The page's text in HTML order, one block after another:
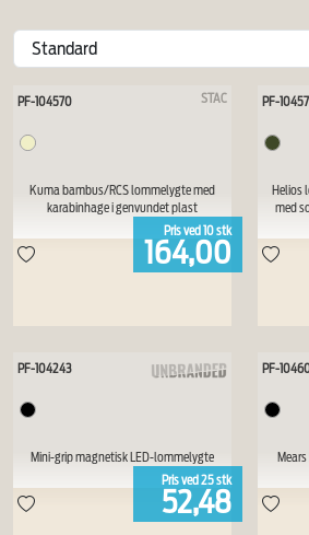
STAC
PF-104570
Kuma bambus/RCS lommelygte med
karabinhage i genvundet plast
Pris ved 10stk
164,00
PF-
Helios
med
PF-104243
Mini-grip magnetisk LED-lommelygte
Pris ved 25stk
52,48
PF-